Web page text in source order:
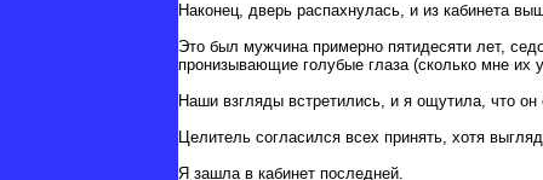
Наконец, дверь распахнулась, и из кабинета
Это был мужчина примерно пятидесяти лет,
пронизывающие голубые глаза (сколько мне их
Наши взгляды встретились, и я ощутила, что
Целитель согласился всех принять, хотя
Я зашла в кабинет последней.